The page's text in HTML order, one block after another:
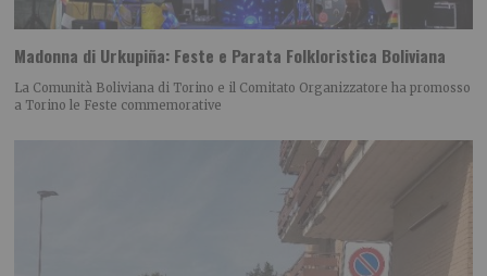
Madonna di Urkupiña: Feste e Parata Folkloristica Boliviana
La Comunità Boliviana di Torino e il Comitato Organizzatore ha promosso
a Torino le Feste commemorative